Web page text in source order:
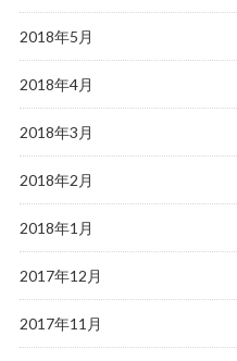
2018年5月
2018年4月
2018年3月
2018年2月
2018年1月
2017年12月
2017年11月